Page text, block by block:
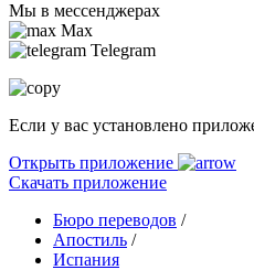
Мы в мессенджерах
Max
Telegram
Если у вас установлено
Открыть приложение
Скачать приложение
Бюро переводов /
Апостиль /
Испания